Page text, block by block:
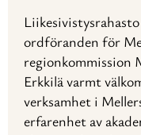
ordföranden för
regionkommission
Erkkilä varmt
verksamhet i
erfarenhet av